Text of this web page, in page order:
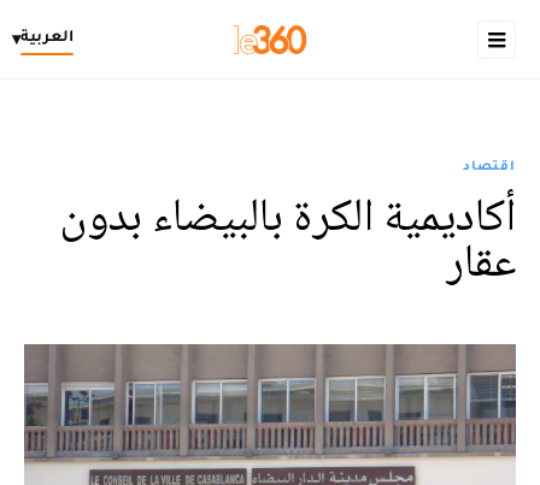
العربية▾
اقتصاد
أكاديمية الكرة بالبيضاء بدون
عقار